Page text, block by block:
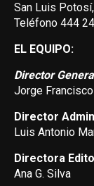
San Luis Potosí,
Teléfono 444
EL EQUIPO:
Director
Jorge
Director
Luis Antonio
Directora
Ana G. Silva